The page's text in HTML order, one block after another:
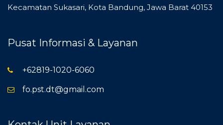
Kecamatan Sukasari, Kota Bandung, Jawa Barat 40153
Pusat Informasi & Layanan
+62819-1020-6060
fo.pst.dt@gmail.com